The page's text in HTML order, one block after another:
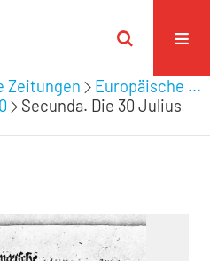
Zeitungen
Europäische ...
Secunda. Die 30 Julius